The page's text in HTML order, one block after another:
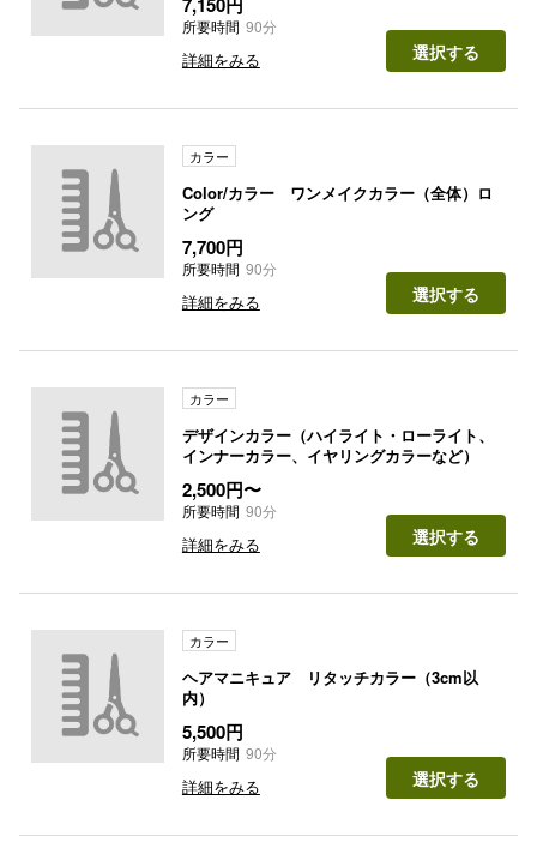
所要時間 90分
詳細をみる 選択する
カラー
Color/カラー ワンメイクカラー（全体）ロ
ング
7,700円
所要時間 90分
詳細をみる 選択する
カラー
デザインカラー（ハイライト・ローライト、
インナーカラー、イヤリングカラーなど）
2,500円〜
所要時間 90分
詳細をみる 選択する
カラー
ヘアマニキュア リタッチカラー（3cm以
内）
5,500円
所要時間 90分
詳細をみる 選択する